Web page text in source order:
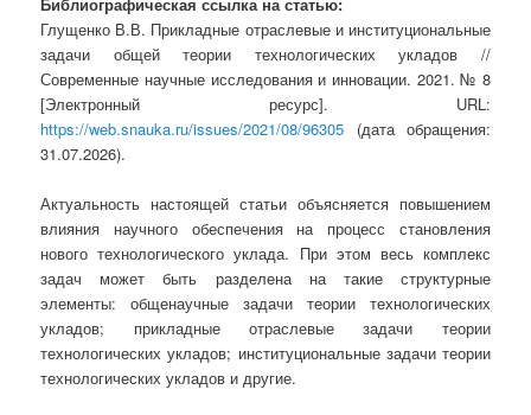
Глущенко В.В. Прикладные отраслевые и институциональные
задачи общей теории технологических укладов //
Современные научные исследования и инновации. 2021. № 8
[Электронный ресурс]. URL:
https://web.snauka.ru/issues/2021/08/96305 (дата обращения:
31.07.2026).
Актуальность настоящей статьи объясняется повышением
влияния научного обеспечения на процесс становления
нового технологического уклада. При этом весь комплекс
задач может быть разделена на такие структурные
элементы: общенаучные задачи теории технологических
укладов; прикладные отраслевые задачи теории
технологических укладов; институциональные задачи теории
технологических укладов и другие.